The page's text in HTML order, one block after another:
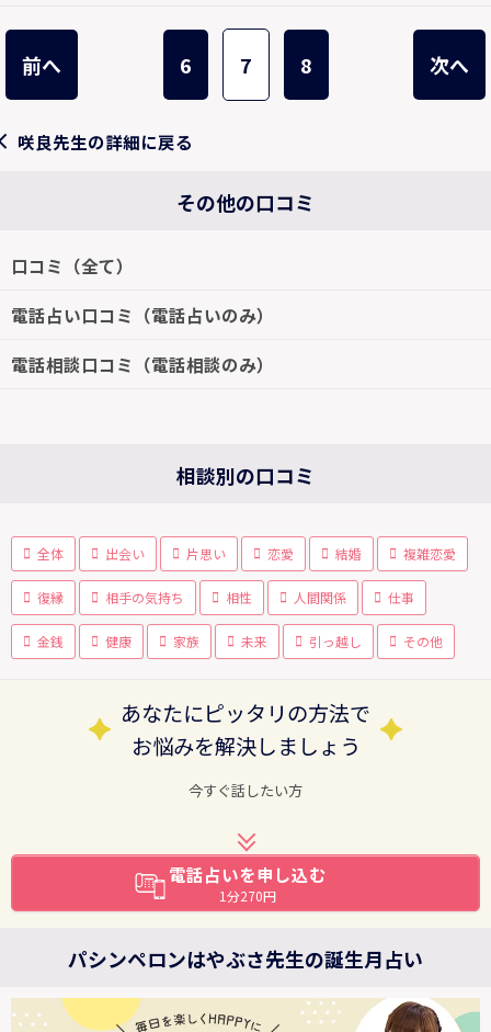
前へ 6 7 8 次へ
咲良先生の詳細に戻る
その他の口コミ
口コミ（全て）
電話占い口コミ（電話占いのみ）
電話相談口コミ（電話相談のみ）
相談別の口コミ
全体 出会い 片思い 恋愛 結婚 複雑恋愛
復縁 相手の気持ち 相性 人間関係 仕事
金銭 健康 家族 未来 引っ越し その他
あなたにピッタリの方法で
お悩みを解決しましょう
今すぐ話したい方
電話占いを申し込む
1分270円
パシンペロンはやぶさ先生の誕生月占い